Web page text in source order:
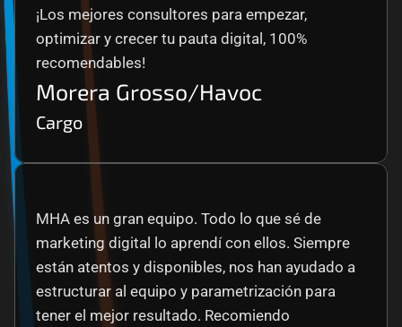
¡Los mejores consultores para empezar,
optimizar y crecer tu pauta digital, 100%
recomendables!
Morera Grosso/Havoc
Cargo
MHA es un gran equipo. Todo lo que sé de
marketing digital lo aprendí con ellos. Siempre
están atentos y disponibles, nos han ayudado a
estructurar al equipo y parametrización para
tener el mejor resultado. Recomiendo